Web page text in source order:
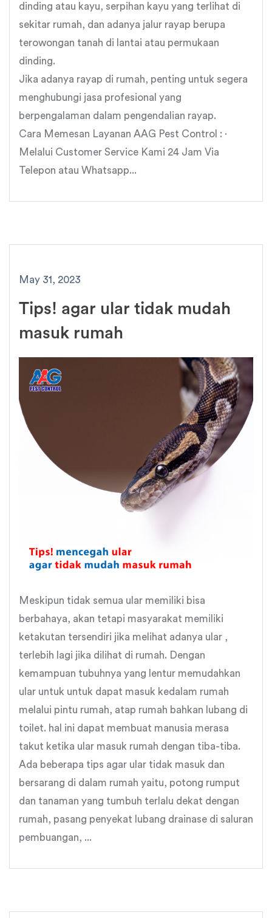
dinding atau kayu, serpihan kayu yang terlihat di
sekitar rumah, dan adanya jalur rayap berupa
terowongan tanah di lantai atau permukaan
dinding.
Jika adanya rayap di rumah, penting untuk segera
menghubungi jasa profesional yang
berpengalaman dalam pengendalian rayap.
Cara Memesan Layanan AAG Pest Control : ·
Melalui Customer Service Kami 24 Jam Via
Telepon atau Whatsapp...
May 31, 2023
Tips! agar ular tidak mudah
masuk rumah
Meskipun tidak semua ular memiliki bisa
berbahaya, akan tetapi masyarakat memiliki
ketakutan tersendiri jika melihat adanya ular ,
terlebih lagi jika dilihat di rumah. Dengan
kemampuan tubuhnya yang lentur memudahkan
ular untuk untuk dapat masuk kedalam rumah
melalui pintu rumah, atap rumah bahkan lubang di
toilet. hal ini dapat membuat manusia merasa
takut ketika ular masuk rumah dengan tiba-tiba.
Ada beberapa tips agar ular tidak masuk dan
bersarang di dalam rumah yaitu, potong rumput
dan tanaman yang tumbuh terlalu dekat dengan
rumah, pasang penyekat lubang drainase di saluran
pembuangan, ...